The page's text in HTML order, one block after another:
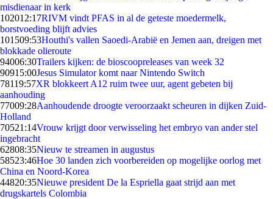
misdienaar in kerk
102012:17RIVM vindt PFAS in al de geteste moedermelk,
borstvoeding blijft advies
101509:53Houthi's vallen Saoedi-Arabië en Jemen aan, dreigen met
blokkade olieroute
94006:30Trailers kijken: de bioscoopreleases van week 32
90915:00Jesus Simulator komt naar Nintendo Switch
78119:57XR blokkeert A12 ruim twee uur, agent gebeten bij
aanhouding
77009:28Aanhoudende droogte veroorzaakt scheuren in dijken Zuid-
Holland
70521:14Vrouw krijgt door verwisseling het embryo van ander stel
ingebracht
62808:35Nieuw te streamen in augustus
58523:46Hoe 30 landen zich voorbereiden op mogelijke oorlog met
China en Noord-Korea
44820:35Nieuwe president De la Espriella gaat strijd aan met
drugskartels Colombia